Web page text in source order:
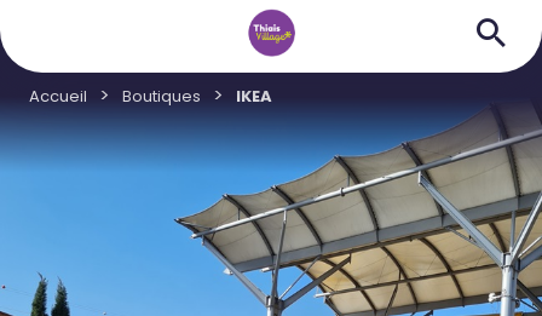
Accueil Boutiques IKEA